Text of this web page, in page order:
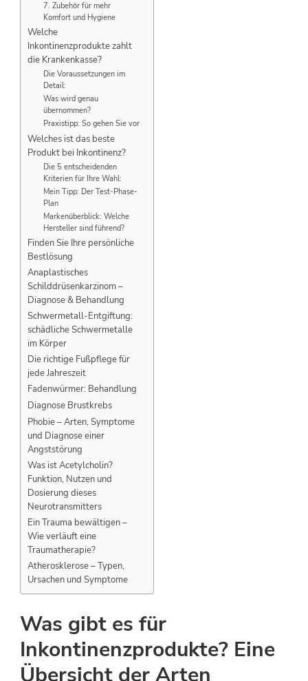
7. Zubehör für mehr
Komfort und Hygiene
Welche
Inkontinenzprodukte zahlt
die Krankenkasse?
Die Voraussetzungen im
Detail:
Was wird genau
übernommen?
Praxistipp: So gehen Sie vor
Welches ist das beste
Produkt bei Inkontinenz?
Die 5 entscheidenden
Kriterien für Ihre Wahl:
Mein Tipp: Der Test-Phase-
Plan
Markenüberblick: Welche
Hersteller sind führend?
Finden Sie Ihre persönliche
Bestlösung
Anaplastisches
Schilddrüsenkarzinom –
Diagnose & Behandlung
Schwermetall-Entgiftung:
schädliche Schwermetalle
im Körper
Die richtige Fußpflege für
jede Jahreszeit
Fadenwürmer: Behandlung
Diagnose Brustkrebs
Phobie – Arten, Symptome
und Diagnose einer
Angststörung
Was ist Acetylcholin?
Funktion, Nutzen und
Dosierung dieses
Neurotransmitters
Ein Trauma bewältigen –
Wie verläuft eine
Traumatherapie?
Atherosklerose – Typen,
Ursachen und Symptome
Was gibt es für
Inkontinenzprodukte? Eine
Übersicht der Arten